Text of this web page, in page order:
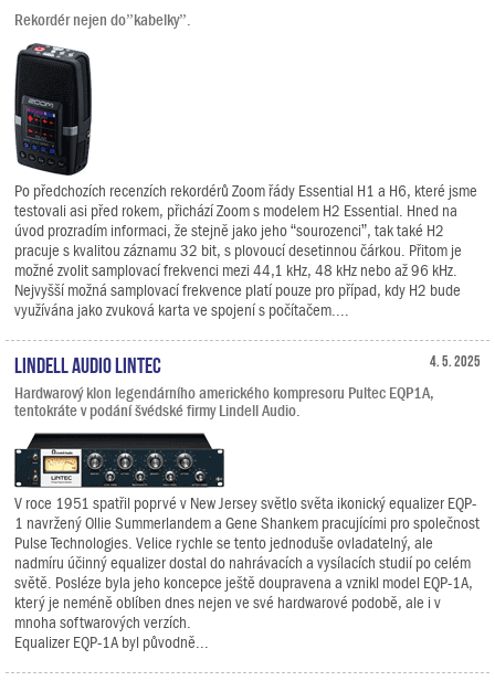
Rekordér nejen do”kabelky”.
Po předchozích recenzích rekordérů Zoom řády Essential H1 a H6, které jsme
testovali asi před rokem, přichází Zoom s modelem H2 Essential. Hned na
úvod prozradím informaci, že stejně jako jeho “sourozenci”, tak také H2
pracuje s kvalitou záznamu 32 bit, s plovoucí desetinnou čárkou. Přitom je
možné zvolit samplovací frekvenci mezi 44,1 kHz, 48 kHz nebo až 96 kHz.
Nejvyšší možná samplovací frekvence platí pouze pro případ, kdy H2 bude
využívána jako zvuková karta ve spojení s počítačem....
4. 5. 2025
Lindell Audio LiNTEC
Hardwarový klon legendárního amerického kompresoru Pultec EQP1A,
tentokráte v podání švédské firmy Lindell Audio.
V roce 1951 spatřil poprvé v New Jersey světlo světa ikonický equalizer EQP-
1 navržený Ollie Summerlandem a Gene Shankem pracujícími pro společnost
Pulse Technologies. Velice rychle se tento jednoduše ovladatelný, ale
nadmíru účinný equalizer dostal do nahrávacích a vysílacích studií po celém
světě. Posléze byla jeho koncepce ještě doupravena a vznikl model EQP-1A,
který je neméně oblíben dnes nejen ve své hardwarové podobě, ale i v
mnoha softwarových verzích.
Equalizer EQP-1A byl původně...